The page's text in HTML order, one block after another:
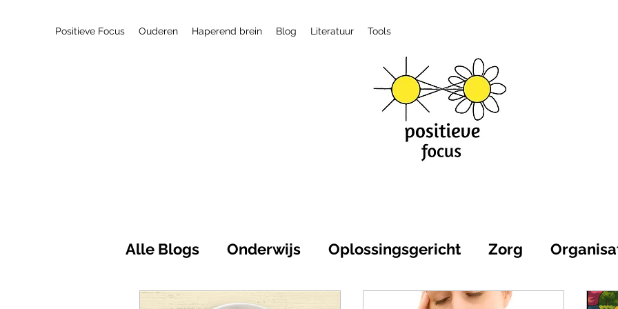
Positieve Focus Ouderen Haperend brein Blog Literatuur Tools
Alle Blogs Onderwijs Oplossingsgericht Zorg
Maatschappij Positieve gezondheid